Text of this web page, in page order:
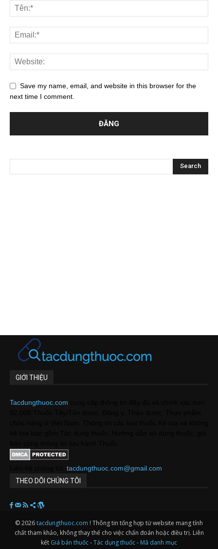
Save my name, email, and website in this browser for the
next time I comment.
GIỚI THIỆU
Tacdungthuoc.com
tacdungthuoc.com@gmail.com
THEO DÕI CHÚNG TÔI
© 2026tacdungthuoc.com ! Thông tin tổng hợp từ website mang tính
chất tham khảo, không thay thế cho việc chẩn đoán hoặc điều trị. Liên
kết Giá bán thuốc-Tác dụng thuốc- Mã danh mục